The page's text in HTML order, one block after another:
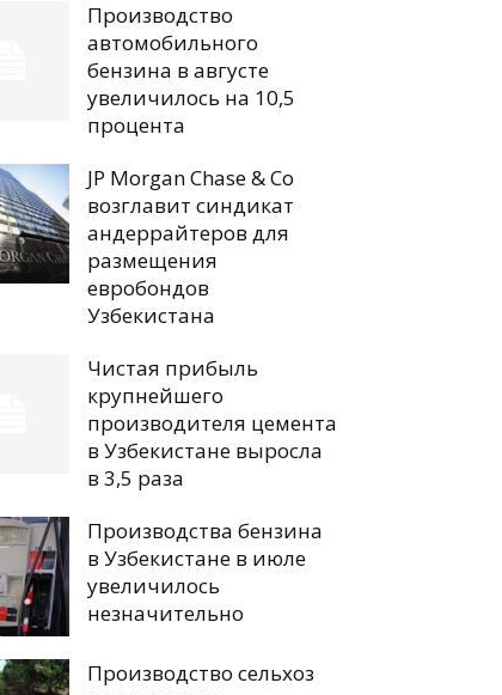
Производство
автомобильного
бензина в августе
увеличилось на 10,5
процента
JP Morgan Chase & Co
возглавит синдикат
андеррайтеров для
размещения
евробондов
Узбекистана
Чистая прибыль
крупнейшего
производителя цемента
в Узбекистане выросла
в 3,5 раза
Производства бензина
в Узбекистане в июле
увеличилось
незначительно
Производство сельхоз